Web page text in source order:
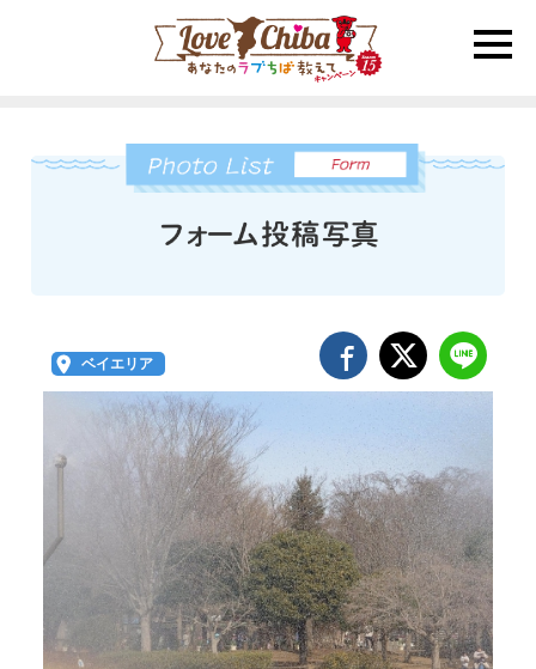
toggle
ベイエリア